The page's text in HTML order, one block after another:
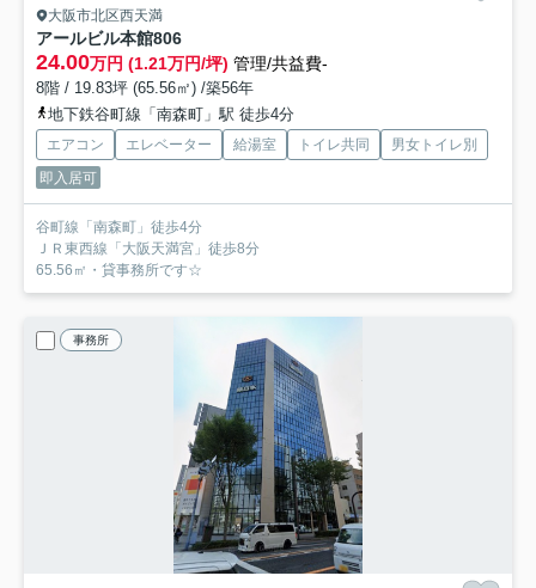
大阪市北区西天満
アールビル本館806
24.00万円 (1.21万円/坪) 管理/共益費-
8階 / 19.83坪 (65.56㎡) /築56年
地下鉄谷町線「南森町」駅 徒歩4分
エアコン エレベーター 給湯室 トイレ共同
男女トイレ別
即入居可
谷町線「南森町」徒歩4分
ＪＲ東西線「大阪天満宮」徒歩8分
65.56㎡・貸事務所です☆
事務所